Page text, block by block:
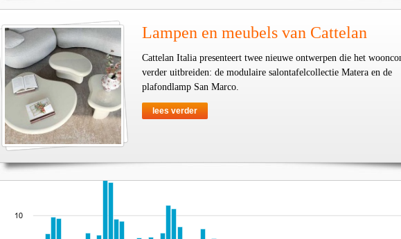
Lampen en meubels van Cattelan
Cattelan Italia presenteert twee nieuwe ontwerpen die het
verder uitbreiden: de modulaire salontafelcollectie Matera en de
plafondlamp San Marco.
lees verder